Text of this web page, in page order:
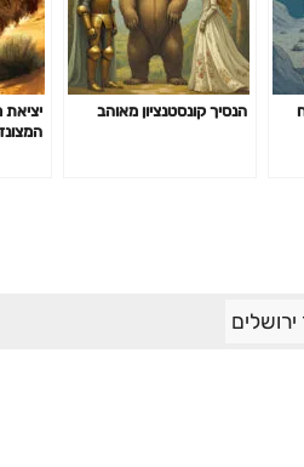
הנסיך קונסטנציון מאוהב